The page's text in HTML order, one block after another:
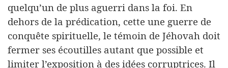
quelqu’un de plus aguerri dans la foi. En
dehors de la prédication, cette une guerre de
conquête spirituelle, le témoin de Jéhovah doit
fermer ses écoutilles autant que possible et
limiter l’exposition à des idées corruptrices. Il